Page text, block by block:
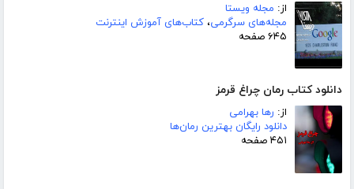
از: مجله ویستا
مجله‌های سرگرمی، کتاب‌های آموزش اینترنت
۶۴۵ صفحه
دانلود کتاب رمان چراغ قرمز
از: رها بهرامی
دانلود رایگان بهترین رمان‌ها
۴۵۱ صفحه